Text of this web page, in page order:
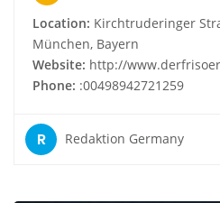
Location: Kirchtruderinger
München, Bayern
Website: http://
Phone: :00498942721259
R Redaktion Germany